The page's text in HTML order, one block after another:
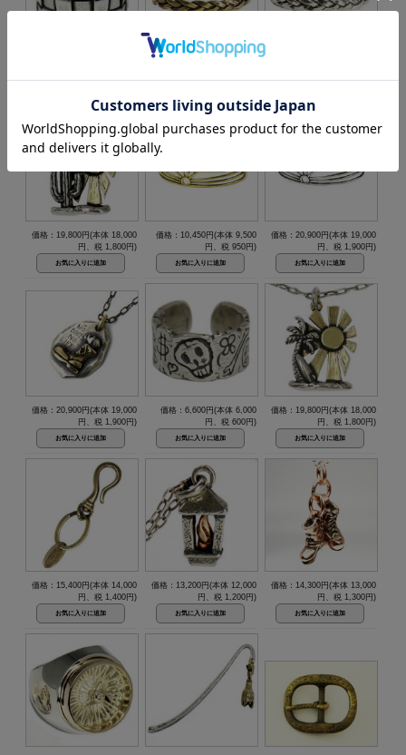
価格：11,000円(本体 10,000
価格：19,800円(本体 18,000
円、税 1,800円)
価格：10,450円(本体 9,500
円、税 950円)
価格：20,900円(本体 19,000
円、税 1,900円)
価格：20,900円(本体 19,000
円、税 1,900円)
価格：6,600円(本体 6,000
円、税 600円)
価格：19,800円(本体 18,000
円、税 1,800円)
価格：15,400円(本体 14,000
円、税 1,400円)
価格：13,200円(本体 12,000
円、税 1,200円)
価格：14,300円(本体 13,000
円、税 1,300円)